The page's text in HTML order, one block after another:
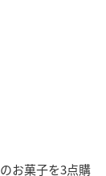
お菓子を3点購